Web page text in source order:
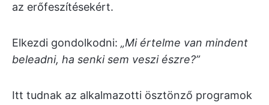
az erőfeszítésekért.
Elkezdi gondolkodni: „Mi értelme van mindent
beleadni, ha senki sem veszi észre?”
Itt tudnak az alkalmazotti ösztönző programok